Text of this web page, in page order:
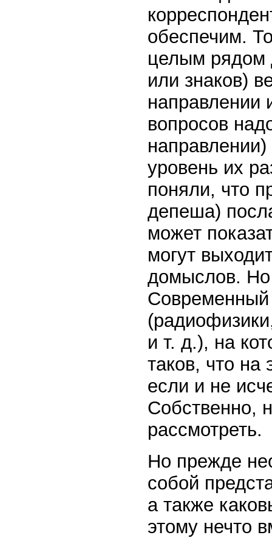
обеспечим.
целым рядом
или знаков)
направлении
вопросов
направлении)
уровень их
поняли, что
депеша)
может
могут
домыслов. Но
Современный
и т. д.), на
таков, что на
если и не
Собственно,
рассмотреть.
Но прежде
собой
а также
этому нечто